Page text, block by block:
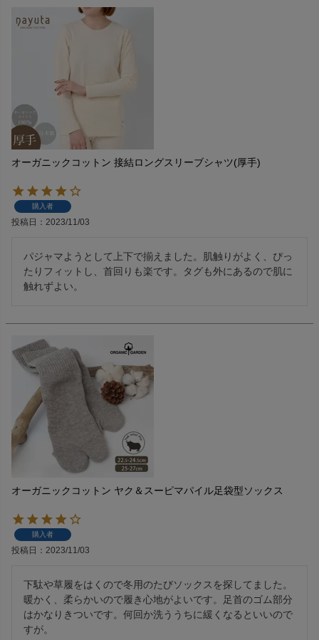
オーガニックコットン 接結ロングスリーブシャツ(厚手)
購入者
投稿日 2023/11/03
パジャマようとして上下で揃えました。肌触りがよく、ぴっ
たりフィットし、首回りも楽です。タグも外にあるので肌に
触れずよい。
オーガニックコットン ヤク＆スーピマパイル足袋型ソックス
購入者
投稿日 2023/11/03
下駄や草履をはくので冬用のたびソックスを探してました。
暖かく、柔らかいので履き心地がよいです。足首のゴム部分
はかなりきついです。何回か洗ううちに緩くなるといいので
すが。